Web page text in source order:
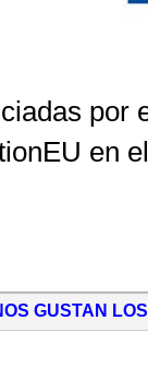
por
en
GUSTAN